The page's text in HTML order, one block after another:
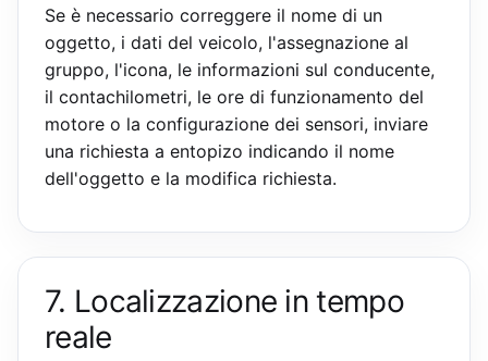
Se è necessario correggere il nome di un
oggetto, i dati del veicolo, l'assegnazione al
gruppo, l'icona, le informazioni sul conducente,
il contachilometri, le ore di funzionamento del
motore o la configurazione dei sensori, inviare
una richiesta a entopizo indicando il nome
dell'oggetto e la modifica richiesta.
7. Localizzazione in tempo
reale